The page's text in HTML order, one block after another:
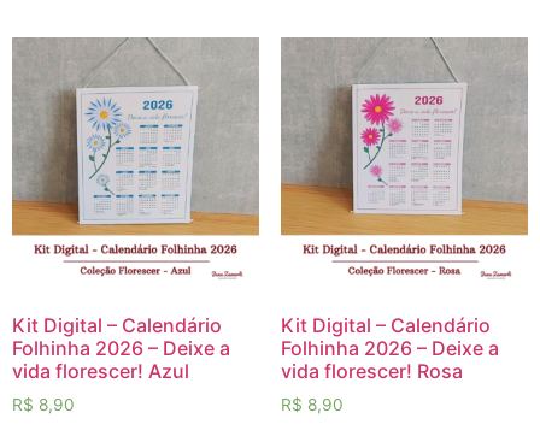
Kit Digital – Calendário
Folhinha 2026 – Deixe a
vida florescer! Azul
R$ 8,90
Kit Digital – Calendário
Folhinha 2026 – Deixe a
vida florescer! Rosa
R$ 8,90